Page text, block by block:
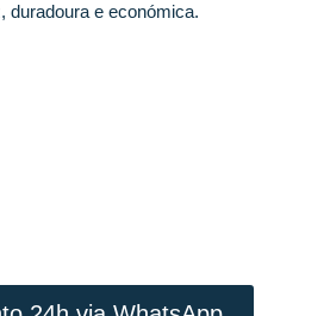
duradoura e económica.